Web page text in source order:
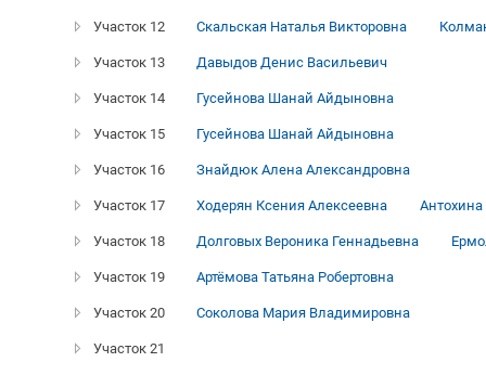
Участок 12 Скальская Наталья Викторовна
Участок 13 Давыдов Денис Васильевич
Участок 14 Гусейнова Шанай Айдыновна
Участок 15 Гусейнова Шанай Айдыновна
Участок 16 Знайдюк Алена Александровна
Участок 17 Ходерян Ксения Алексеевна
Участок 18 Долговых Вероника Геннадьевна
Участок 19 Артёмова Татьяна Робертовна
Участок 20 Соколова Мария Владимировна
Участок 21